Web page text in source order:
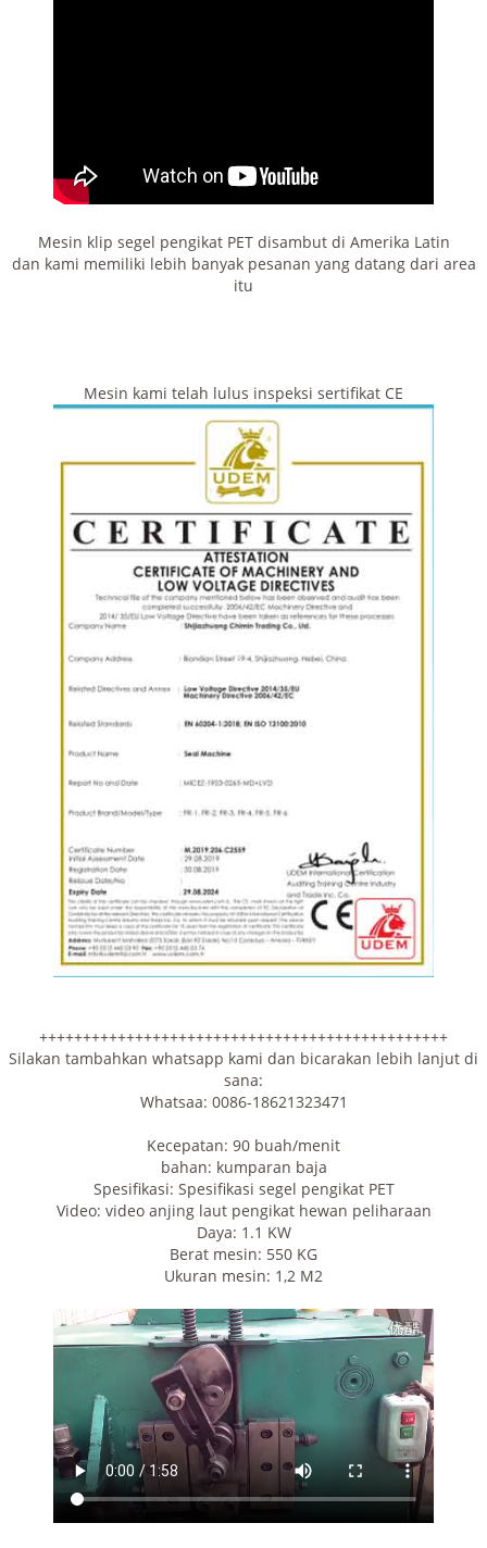
Mesin klip segel pengikat PET disambut di Amerika Latin
dan kami memiliki lebih banyak pesanan yang datang dari area
itu
Mesin kami telah lulus inspeksi sertifikat CE
+++++++++++++++++++++++++++++++++++++++++++++++
Silakan tambahkan whatsapp kami dan bicarakan lebih lanjut di
sana:
Whatsaa: 0086-18621323471
Kecepatan: 90 buah/menit
bahan: kumparan baja
Spesifikasi: Spesifikasi segel pengikat PET
Video: video anjing laut pengikat hewan peliharaan
Daya: 1.1 KW
Berat mesin: 550 KG
Ukuran mesin: 1,2 M2